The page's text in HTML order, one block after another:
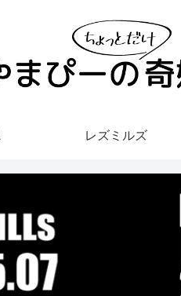
レズミルズ